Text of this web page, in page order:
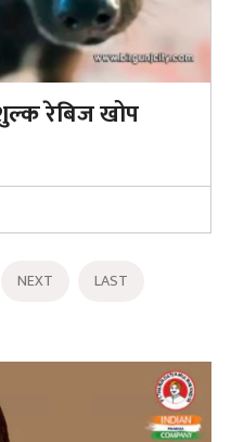
रेबिज खोप
NEXT LAST